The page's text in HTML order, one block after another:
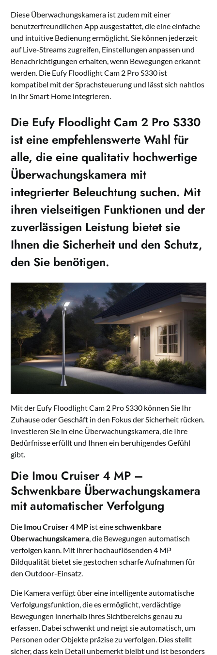
Diese Überwachungskamera ist zudem mit einer
benutzerfreundlichen App ausgestattet, die eine einfache
und intuitive Bedienung ermöglicht. Sie können jederzeit
auf Live-Streams zugreifen, Einstellungen anpassen und
Benachrichtigungen erhalten, wenn Bewegungen erkannt
werden. Die Eufy Floodlight Cam 2 Pro S330 ist
kompatibel mit der Sprachsteuerung und lässt sich nahtlos
in Ihr Smart Home integrieren.
Die Eufy Floodlight Cam 2 Pro S330
ist eine empfehlenswerte Wahl für
alle, die eine qualitativ hochwertige
Überwachungskamera mit
integrierter Beleuchtung suchen. Mit
ihren vielseitigen Funktionen und der
zuverlässigen Leistung bietet sie
Ihnen die Sicherheit und den Schutz,
den Sie benötigen.
Mit der Eufy Floodlight Cam 2 Pro S330 können Sie Ihr
Zuhause oder Geschäft in den Fokus der Sicherheit rücken.
Investieren Sie in eine Überwachungskamera, die Ihre
Bedürfnisse erfüllt und Ihnen ein beruhigendes Gefühl
gibt.
Die Imou Cruiser 4 MP –
Schwenkbare Überwachungskamera
mit automatischer Verfolgung
Die Imou Cruiser 4 MP ist eineschwenkbare
Überwachungskamera, die Bewegungen automatisch
verfolgen kann. Mit ihrer hochauflösenden 4 MP
Bildqualität bietet sie gestochen scharfe Aufnahmen für
den Outdoor-Einsatz.
Die Kamera verfügt über eine intelligente automatische
Verfolgungsfunktion, die es ermöglicht, verdächtige
Bewegungen innerhalb ihres Sichtbereichs genau zu
erfassen. Dabei schwenkt und neigt sie automatisch, um
Personen oder Objekte präzise zu verfolgen. Dies stellt
sicher, dass kein Detail unbemerkt bleibt und ist besonders